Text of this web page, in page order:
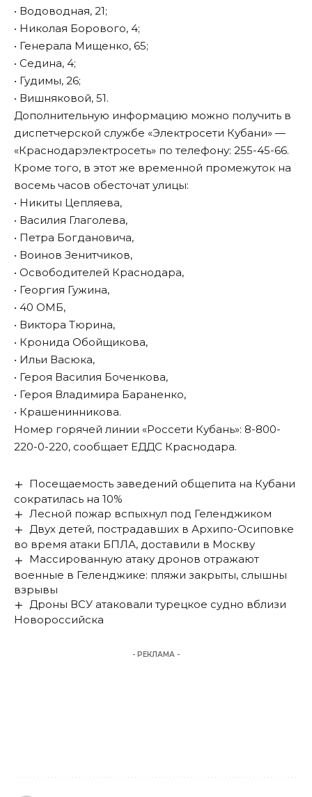
• Водоводная, 21;
• Николая Борового, 4;
• Генерала Мищенко, 65;
• Седина, 4;
• Гудимы, 26;
• Вишняковой, 51.
Дополнительную информацию можно получить в
диспетчерской службе «Электросети Кубани» —
«Краснодарэлектросеть» по телефону: 255-45-66.
Кроме того, в этот же временной промежуток на
восемь часов обесточат улицы:
• Никиты Цепляева,
• Василия Глаголева,
• Петра Богдановича,
• Воинов Зенитчиков,
• Освободителей Краснодара,
• Георгия Гужина,
• 40 ОМБ,
• Виктора Тюрина,
• Кронида Обойщикова,
• Ильи Васюка,
• Героя Василия Боченкова,
• Героя Владимира Бараненко,
• Крашенинникова.
Номер горячей линии «Россети Кубань»: 8-800-
220-0-220, сообщает ЕДДС Краснодара.
Посещаемость заведений общепита на Кубани
сократилась на 10%
Лесной пожар вспыхнул под Геленджиком
Двух детей, пострадавших в Архипо-Осиповке
во время атаки БПЛА, доставили в Москву
Массированную атаку дронов отражают
военные в Геленджике: пляжи закрыты, слышны
взрывы
Дроны ВСУ атаковали турецкое судно вблизи
Новороссийска
- РЕКЛАМА -